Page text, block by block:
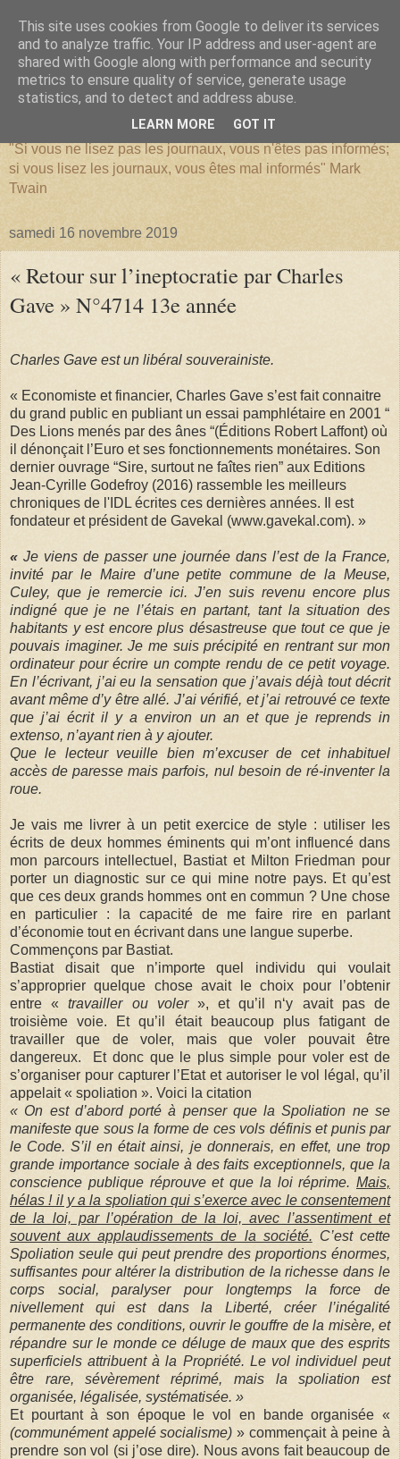
SERIATIM
"Si vous ne lisez pas les journaux, vous n'êtes pas informés;
si vous lisez les journaux, vous êtes mal informés" Mark
Twain
samedi 16 novembre 2019
« Retour sur l’ineptocratie par Charles
Gave » N°4714 13e année
Charles Gave est un libéral souverainiste.
« Economiste et financier, Charles Gave s’est fait connaitre
du grand public en publiant un essai pamphlétaire en 2001 “
Des Lions menés par des ânes “(Éditions Robert Laffont) où
il dénonçait l’Euro et ses fonctionnements monétaires. Son
dernier ouvrage “Sire, surtout ne faîtes rien” aux Editions
Jean-Cyrille Godefroy (2016) rassemble les meilleurs
chroniques de l'IDL écrites ces dernières années. Il est
fondateur et président de Gavekal (www.gavekal.com). »
« Je viens de passer une journée dans l’est de la France,
invité par le Maire d’une petite commune de la Meuse,
Culey, que je remercie ici. J’en suis revenu encore plus
indigné que je ne l’étais en partant, tant la situation des
habitants y est encore plus désastreuse que tout ce que je
pouvais imaginer. Je me suis précipité en rentrant sur mon
ordinateur pour écrire un compte rendu de ce petit voyage.
En l’écrivant, j’ai eu la sensation que j’avais déjà tout décrit
avant même d’y être allé. J’ai vérifié, et j’ai retrouvé ce texte
que j’ai écrit il y a environ un an et que je reprends in
extenso, n’ayant rien à y ajouter.
Que le lecteur veuille bien m’excuser de cet inhabituel
accès de paresse mais parfois, nul besoin de ré-inventer la
roue.
Je vais me livrer à un petit exercice de style : utiliser les
écrits de deux hommes éminents qui m’ont influencé dans
mon parcours intellectuel, Bastiat et Milton Friedman pour
porter un diagnostic sur ce qui mine notre pays. Et qu’est
que ces deux grands hommes ont en commun ? Une chose
en particulier : la capacité de me faire rire en parlant
d’économie tout en écrivant dans une langue superbe.
Commençons par Bastiat.
Bastiat disait que n’importe quel individu qui voulait
s’approprier quelque chose avait le choix pour l’obtenir
entre «travailler ou voler», et qu’il n‘y avait pas de
troisième voie. Et qu’il était beaucoup plus fatigant de
travailler que de voler, mais que voler pouvait être
dangereux. Et donc que le plus simple pour voler est de
s’organiser pour capturer l’Etat et autoriser le vol légal, qu’il
appelait « spoliation ». Voici la citation
« On est d’abord porté à penser que la Spoliation ne se
manifeste que sous la forme de ces vols définis et punis par
le Code. S’il en était ainsi, je donnerais, en effet, une trop
grande importance sociale à des faits exceptionnels, que la
conscience publique réprouve et que la loi réprime. Mais,
hélas ! il y a la spoliation qui s’exerce avec le consentement
de la loi, par l’opération de la loi, avec l’assentiment et
souvent aux applaudissements de la société. C’est cette
Spoliation seule qui peut prendre des proportions énormes,
suffisantes pour altérer la distribution de la richesse dans le
corps social, paralyser pour longtemps la force de
nivellement qui est dans la Liberté, créer l’inégalité
permanente des conditions, ouvrir le gouffre de la misère, et
répandre sur le monde ce déluge de maux que des esprits
superficiels attribuent à la Propriété. Le vol individuel peut
être rare, sévèrement réprimé, mais la spoliation est
organisée, légalisée, systématisée. »
Et pourtant à son époque le vol en bande organisée «
(communément appelé socialisme) » commençait à peine à
prendre son vol (si j’ose dire). Nous avons fait beaucoup de
This site uses cookies from Google to deliver its services
and to analyze traffic. Your IP address and user-agent are
shared with Google along with performance and security
metrics to ensure quality of service, generate usage
statistics, and to detect and address abuse.
LEARN MORE GOT IT